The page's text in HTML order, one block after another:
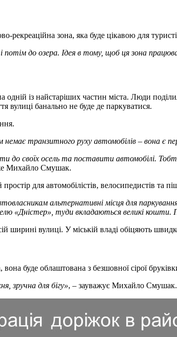
зона, яка буде цікавою для
до озера. Ідея в тому, щоб ця зона
із найстаріших частин міста. Люди
вулиці банально не буде де паркуватися.
транзитного руху автомобілів – вона є
до своїх осель та поставити автомобілі.
Михайло Смушак.
для автомобілістів, велосипедистів та
альтернативні місця для
«Дністер», туди вкладаються великі кошти.
вулиці. У міській владі обіцяють
буде облаштована з безшовної сірої
зручна для бігу», – зауважує Михайло Смушак.